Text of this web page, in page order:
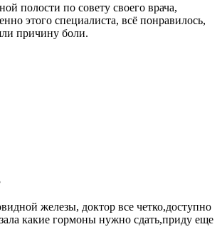
полости по совету своего врача,
этого специалиста, всё понравилось,
причину боли.
железы, доктор все четко,доступно
какие гормоны нужно сдать,приду еще